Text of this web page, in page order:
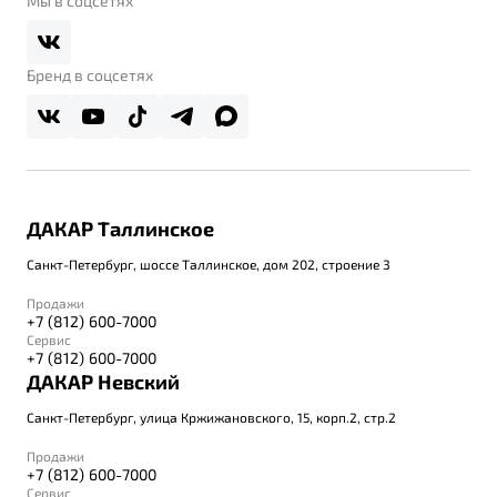
Реферальная программа
Правовая информация
Бренд в соцсетях
ДАКАР Таллинское
Санкт-Петербург, шоссе Таллинское, дом 202, строение 3
Продажи
+7 (812) 600-7000
Сервис
+7 (812) 600-7000
ДАКАР Невский
Санкт-Петербург, улица Кржижановского, 15, корп.2, стр.2
Продажи
+7 (812) 600-7000
Сервис